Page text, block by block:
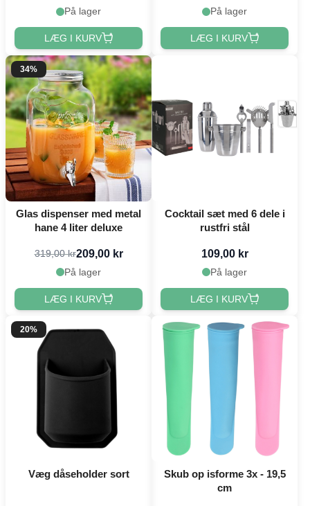
På lager
LÆG I KURV
På lager
LÆG I KURV
34%
Glas dispenser med metal
hane 4 liter deluxe
319,00 kr209,00 kr
På lager
LÆG I KURV
Cocktail sæt med 6 dele i
rustfri stål
109,00 kr
På lager
LÆG I KURV
20%
Væg dåseholder sort
Skub op isforme 3x - 19,5
cm